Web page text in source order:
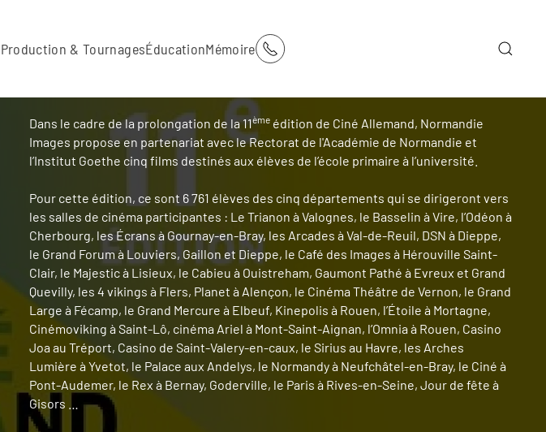
Production & TournagesÉducationMémoire
Dans le cadre de la prolongation de la 11ème édition de Ciné Allemand, Normandie
Images propose en partenariat avec le Rectorat de l'Académie de Normandie et
l’Institut Goethe cinq films destinés aux élèves de l’école primaire à l’université.
Pour cette édition, ce sont 6 761 élèves des cinq départements qui se dirigeront vers
les salles de cinéma participantes : Le Trianon à Valognes, le Basselin à Vire, l’Odéon à
Cherbourg, les Écrans à Gournay-en-Bray, les Arcades à Val-de-Reuil, DSN à Dieppe,
le Grand Forum à Louviers, Gaillon et Dieppe, le Café des Images à Hérouville Saint-
Clair, le Majestic à Lisieux, le Cabieu à Ouistreham, Gaumont Pathé à Evreux et Grand
Quevilly, les 4 vikings à Flers, Planet à Alençon, le Cinéma Théâtre de Vernon, le Grand
Large à Fécamp, le Grand Mercure à Elbeuf, Kinepolis à Rouen, l’Étoile à Mortagne,
Cinémoviking à Saint-Lô, cinéma Ariel à Mont-Saint-Aignan, l’Omnia à Rouen, Casino
Joa au Tréport, Casino de Saint-Valery-en-caux, le Sirius au Havre, les Arches
Lumière à Yvetot, le Palace aux Andelys, le Normandy à Neufchâtel-en-Bray, le Ciné à
Pont-Audemer, le Rex à Bernay, Goderville, le Paris à Rives-en-Seine, Jour de fête à
Gisors …